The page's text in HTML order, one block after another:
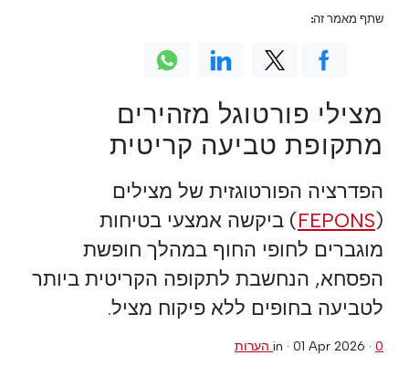
מצילי פורטוגל מזהירים
מתקופת טביעה קריטית
הפדרציה הפורטוגזית של מצילים
(
FEPONS) ביקשה אמצעי בטיחות
מוגברים לחופי החוף במהלך חופשת
הפסחא, הנחשבת לתקופה הקריטית ביותר
לטביעה בחופים ללא פיקוח מציל.
in · 01 Apr 2026 · 0 הערות
שתף מאמר זה: